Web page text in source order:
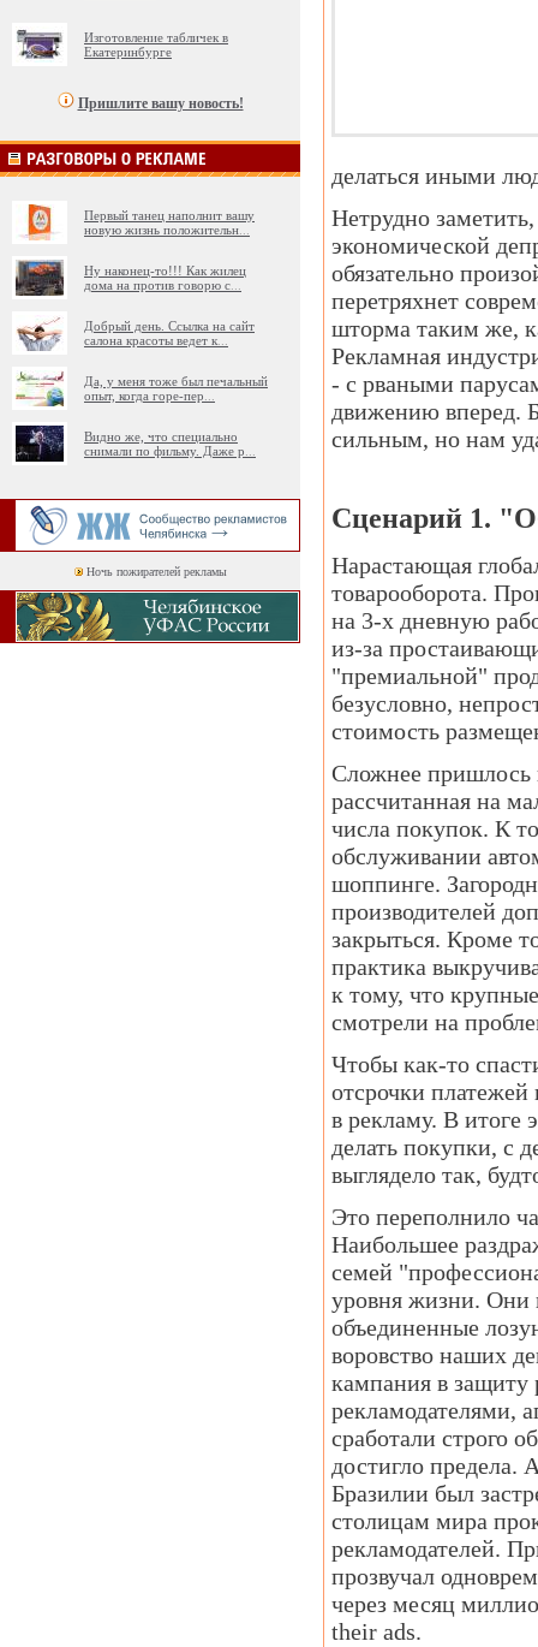
Изготовление табличек в
Екатеринбурге
Пришлите вашу новость!
Первый танец наполнит вашу
новую жизнь положительн
Ну наконец-то!!! Как жилец
дома на против говорю с
Добрый день. Ссылка на сайт
салона красоты ведет к
Да, у меня тоже был печальный
опыт, когда горе-пер
Видно же, что специально
снимали по фильму. Даже р
Ночь пожирателей рекламы
делаться иными
Нетрудно
экономической
обязательно
перетряхнет
шторма таким же,
Рекламная
- с рваными
движению вперед.
сильным, но нам
Сценарий 1.
Нарастающая
товарооборота.
на 3-х дневную
из-за
"премиальной"
безусловно,
стоимость
Сложнее пришлось
рассчитанная на
числа покупок. К
обслуживании
шоппинге.
производителей
закрыться. Кроме
практика
к тому, что
смотрели на
Чтобы как-то
отсрочки
в рекламу. В итоге
делать покупки, с
выглядело так,
Это переполнило
Наибольшее
семей
уровня жизни. Они
объединенные
воровство наших
кампания в
рекламодателями,
сработали строго
достигло предела.
Бразилии был
столицам мира
рекламодателей.
прозвучал
через месяц
their ads.